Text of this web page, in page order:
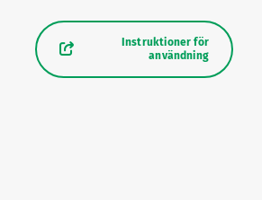
Instruktioner för
användning